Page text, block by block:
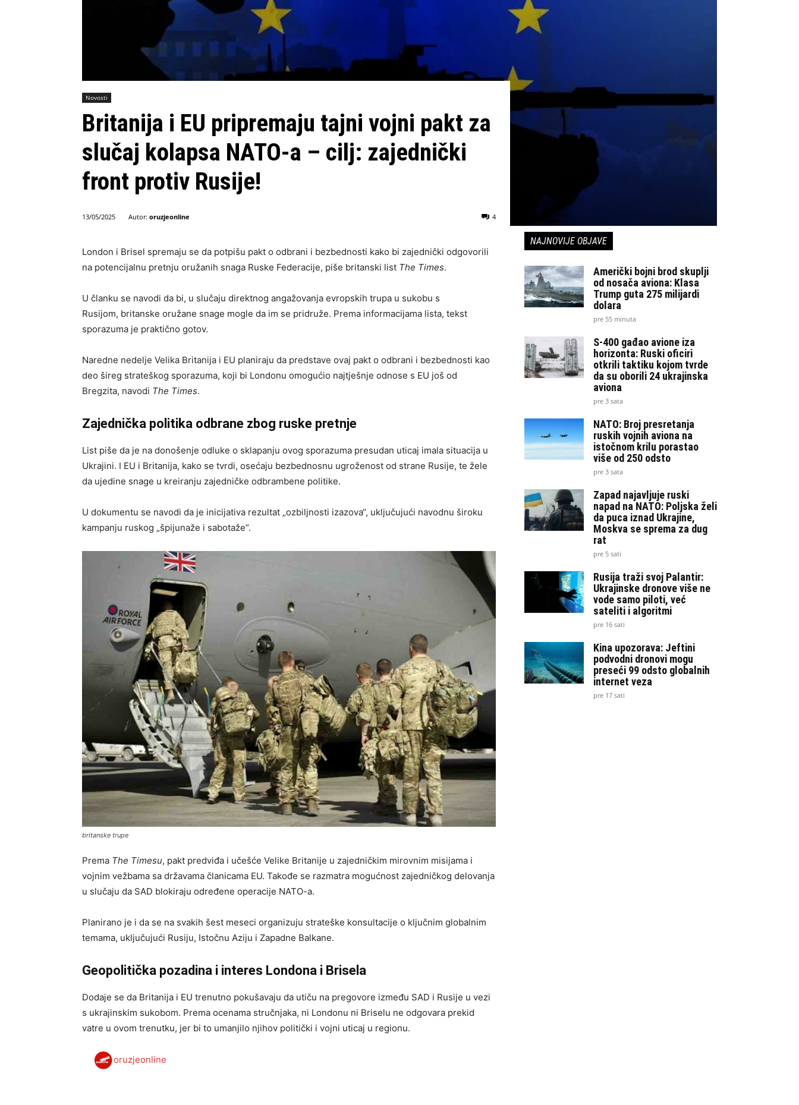
Novosti
Britanija i EU pripremaju tajni vojni pakt za
slučaj kolapsa NATO-a – cilj: zajednički
front protiv Rusije!
13/05/2025 Autor: oruzjeonline 4
London i Brisel spremaju se da potpišu pakt o odbrani i bezbednosti kako bi zajednički odgovorili
na potencijalnu pretnju oružanih snaga Ruske Federacije, piše britanski list The Times.
U članku se navodi da bi, u slučaju direktnog angažovanja evropskih trupa u sukobu s
Rusijom, britanske oružane snage mogle da im se pridruže. Prema informacijama lista, tekst
sporazuma je praktično gotov.
Naredne nedelje Velika Britanija i EU planiraju da predstave ovaj pakt o odbrani i bezbednosti kao
deo šireg strateškog sporazuma, koji bi Londonu omogućio najtješnje odnose s EU još od
Bregzita, navodi The Times.
Zajednička politika odbrane zbog ruske pretnje
List piše da je na donošenje odluke o sklapanju ovog sporazuma presudan uticaj imala situacija u
Ukrajini. I EU i Britanija, kako se tvrdi, osećaju bezbednosnu ugroženost od strane Rusije, te žele
da ujedine snage u kreiranju zajedničke odbrambene politike.
U dokumentu se navodi da je inicijativa rezultat „ozbiljnosti izazova“, uključujući navodnu široku
kampanju ruskog „špijunaže i sabotaže“.
britanske trupe
Prema The Timesu, pakt predviđa i učešće Velike Britanije u zajedničkim mirovnim misijama i
vojnim vežbama sa državama članicama EU. Takođe se razmatra mogućnost zajedničkog delovanja
u slučaju da SAD blokiraju određene operacije NATO-a.
Planirano je i da se na svakih šest meseci organizuju strateške konsultacije o ključnim globalnim
temama, uključujući Rusiju, Istočnu Aziju i Zapadne Balkane.
Geopolitička pozadina i interes Londona i Brisela
Dodaje se da Britanija i EU trenutno pokušavaju da utiču na pregovore između SAD i Rusije u vezi
s ukrajinskim sukobom. Prema ocenama stručnjaka, ni Londonu ni Briselu ne odgovara prekid
vatre u ovom trenutku, jer bi to umanjilo njihov politički i vojni uticaj u regionu.
oruzjeonline
NAJNOVIJE OBJAVE
Američki bojni brod skuplji
od nosača aviona: Klasa
Trump guta 275 milijardi
dolara
pre 55 minuta
S-400 gađao avione iza
horizonta: Ruski oficiri
otkrili taktiku kojom tvrde
da su oborili 24 ukrajinska
aviona
pre 3 sata
NATO: Broj presretanja
ruskih vojnih aviona na
istočnom krilu porastao
više od 250 odsto
pre 3 sata
Zapad najavljuje ruski
napad na NATO: Poljska želi
da puca iznad Ukrajine,
Moskva se sprema za dug
rat
pre 5 sati
Rusija traži svoj Palantir:
Ukrajinske dronove više ne
vode samo piloti, već
sateliti i algoritmi
pre 16 sati
Kina upozorava: Jeftini
podvodni dronovi mogu
preseći 99 odsto globalnih
internet veza
pre 17 sati